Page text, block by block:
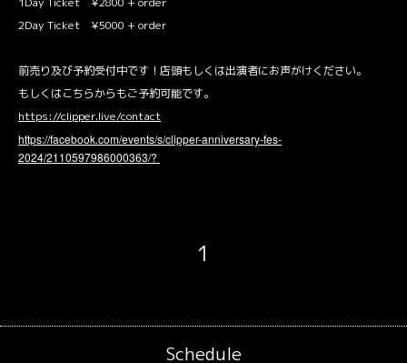
2Day Ticket ¥5000 + order
前売り及び予約受付中です！店頭もしくは出演者にお声がけください。
もしくはこちらからもご予約可能です。
https://clipper.live/contact
https://facebook.com/events/s/clipper-anniversary-fes-
2024/2110597986000363/?
1
Schedule